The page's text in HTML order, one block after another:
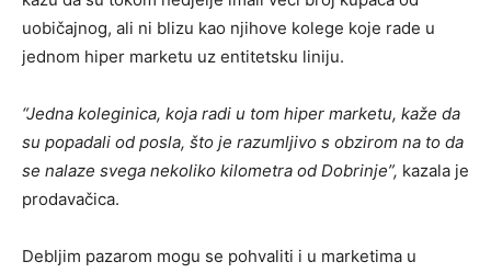
uobičajnog, ali ni blizu kao njihove kolege koje rade u
jednom hiper marketu uz entitetsku liniju.
“Jedna koleginica, koja radi u tom hiper marketu, kaže da
su popadali od posla, što je razumljivo s obzirom na to da
se nalaze svega nekoliko kilometra od Dobrinje”, kazala je
prodavačica.
Debljim pazarom mogu se pohvaliti i u marketima u